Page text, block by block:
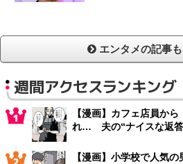
エンタメの記事
週間アクセスランキング
【漫画】カフェ店員か
れ… 夫の“ナイスな返答
【漫画】小学校で人気